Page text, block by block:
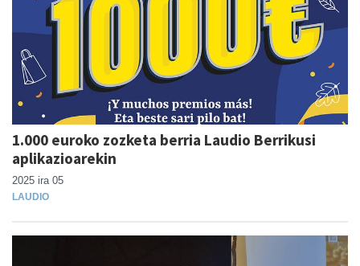
1.000 euroko zozketa berria Laudio Berrikusi
aplikazioarekin
2025 ira 05
LAUDIO